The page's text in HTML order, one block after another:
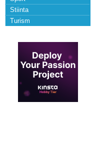
Stiinta
Turism